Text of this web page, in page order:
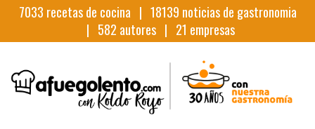
7033 recetas de cocina | 18139 noticias de gastronomia
| 582 autores | 21 empresas